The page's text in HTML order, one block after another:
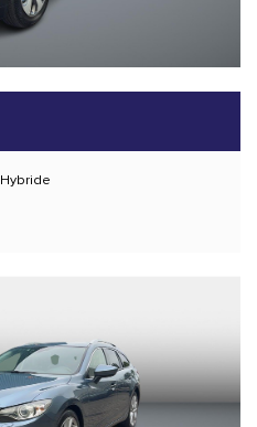
Hybride